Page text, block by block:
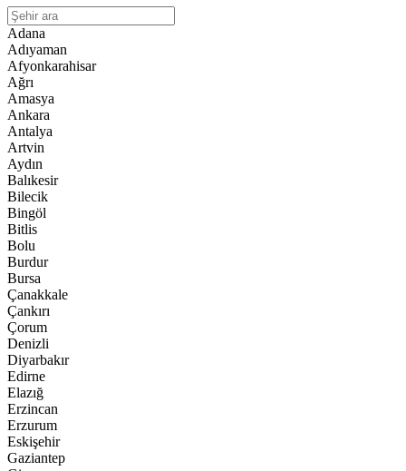
Adana
Adıyaman
Afyonkarahisar
Ağrı
Amasya
Ankara
Antalya
Artvin
Aydın
Balıkesir
Bilecik
Bingöl
Bitlis
Bolu
Burdur
Bursa
Çanakkale
Çankırı
Çorum
Denizli
Diyarbakır
Edirne
Elazığ
Erzincan
Erzurum
Eskişehir
Gaziantep